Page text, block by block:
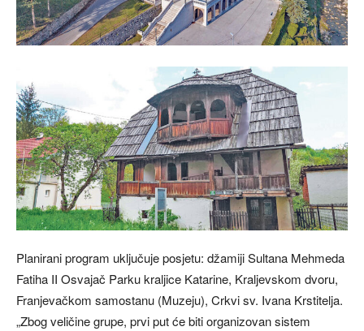
Planirani program uključuje posjetu: džamiji Sultana Mehmeda
Fatiha II Osvajač Parku kraljice Katarine, Kraljevskom dvoru,
Franjevačkom samostanu (Muzeju), Crkvi sv. Ivana Krstitelja.
„Zbog veličine grupe, prvi put će biti organizovan sistem